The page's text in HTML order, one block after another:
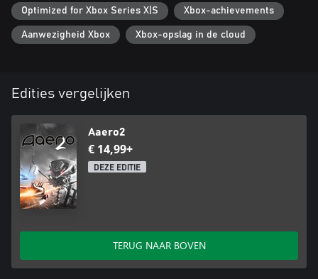
Optimized for Xbox Series X|S Xbox-achievements
Aanwezigheid Xbox Xbox-opslag in de cloud
Edities vergelijken
Aaero2
€ 14,99+
DEZE EDITIE
TERUG NAAR BOVEN